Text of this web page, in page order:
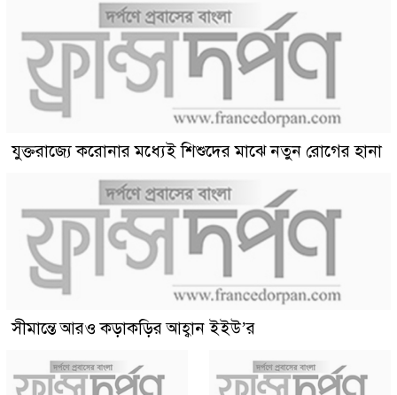
যুক্তরাজ্যে করোনার মধ্যেই শিশুদের মাঝে নতুন রোগের হানা
সীমান্তে আরও কড়াকড়ির আহ্বান ইইউ’র